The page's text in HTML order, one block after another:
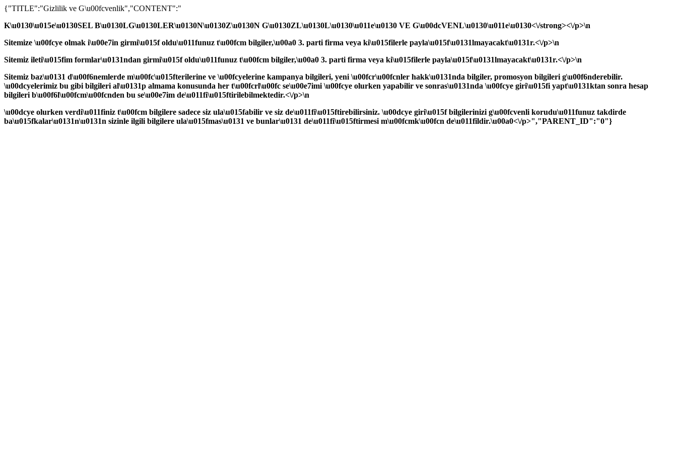
{"TITLE":"Gizlilik ve G\u00fcvenlik","CONTENT":"
K\u0130\u015e\u0130SEL B\u0130LG\u0130LER\u0130N\u0130Z\u0130N G\u0130ZL\u0130L\u0130\u011e\u0130 VE G\u00dcVENL\u0130\u011e\u0130<\/strong><\/p>\n
Sitemize \u00fcye olmak i\u00e7in girmi\u015f oldu\u011funuz t\u00fcm bilgiler,\u00a0 3. parti firma veya ki\u015filerle payla\u015f\u0131lmayacakt\u0131r.<\/p>\n
Sitemiz ileti\u015fim formlar\u0131ndan girmi\u015f oldu\u011funuz t\u00fcm bilgiler,\u00a0 3. parti firma veya ki\u015filerle payla\u015f\u0131lmayacakt\u0131r.<\/p>\n
Sitemiz baz\u0131 d\u00f6nemlerde m\u00fc\u015fterilerine ve \u00fcyelerine kampanya bilgileri, yeni \u00fcr\u00fcnler hakk\u0131nda bilgiler, promosyon bilgileri g\u00f6nderebilir.
\u00dcyelerimiz bu gibi bilgileri al\u0131p almama konusunda her t\u00fcrl\u00fc se\u00e7imi \u00fcye olurken yapabilir ve sonras\u0131nda \u00fcye giri\u015fi yapt\u0131ktan sonra hesap
bilgileri b\u00f6l\u00fcm\u00fcnden bu se\u00e7im de\u011fi\u015ftirilebilmektedir.<\/p>\n
\u00dcye olurken verdi\u011finiz t\u00fcm bilgilere sadece siz ula\u015fabilir ve siz de\u011fi\u015ftirebilirsiniz. \u00dcye giri\u015f bilgilerinizi g\u00fcvenli korudu\u011funuz takdirde
ba\u015fkalar\u0131n\u0131n sizinle ilgili bilgilere ula\u015fmas\u0131 ve bunlar\u0131 de\u011fi\u015ftirmesi m\u00fcmk\u00fcn de\u011fildir.\u00a0<\/p>","PARENT_ID":"0"}